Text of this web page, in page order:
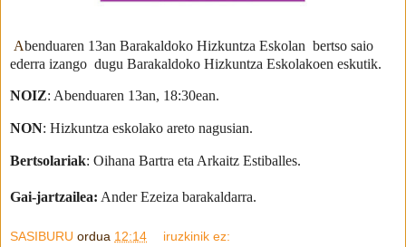
Abenduaren 13an Barakaldoko Hizkuntza Eskolan bertso saio
ederra izango dugu Barakaldoko Hizkuntza Eskolakoen eskutik.
NOIZ: Abenduaren 13an, 18:30ean.
NON: Hizkuntza eskolako areto nagusian.
Bertsolariak: Oihana Bartra eta Arkaitz Estiballes.
Gai-jartzailea: Ander Ezeiza barakaldarra.
SASIBURU ordua 12:14 iruzkinik ez: